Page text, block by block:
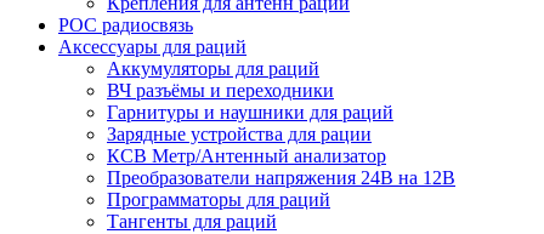
POC радиосвязь
Аксессуары для раций
Аккумуляторы для раций
ВЧ разъёмы и переходники
Гарнитуры и наушники для раций
Зарядные устройства для рации
КСВ Метр/Антенный анализатор
Преобразователи напряжения 24В на 12В
Программаторы для раций
Тангенты для раций